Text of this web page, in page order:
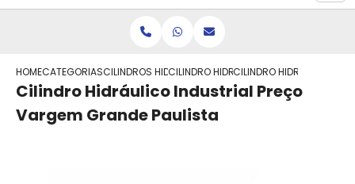
HOMECATEGORIASCILINDROS HIDRAULICOCILINDRO HIDRAULICO TELESCOPICO
CILINDRO HIDRAULICO
Cilindro Hidráulico Industrial Preço
Vargem Grande Paulista